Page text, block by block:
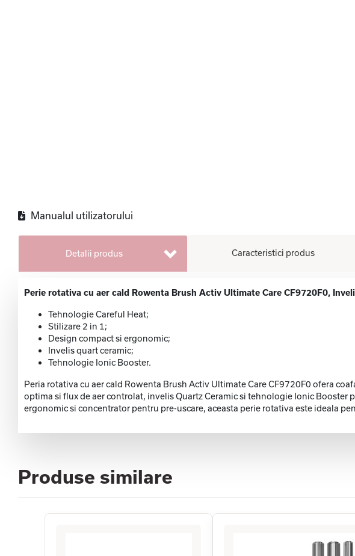
Manualul utilizatorului
Detalii produs Caracteristici produs
Perie rotativa cu aer cald Rowenta Brush Activ Ultimate Care CF9720F0,
Tehnologie Careful Heat;
Stilizare 2 in 1;
Design compact si ergonomic;
Invelis quart ceramic;
Tehnologie Ionic Booster.
Peria rotativa cu aer cald Rowenta Brush Activ Ultimate Care CF9720F0 ofera
optima si flux de aer controlat, invelis Quartz Ceramic si tehnologie Ionic
ergonomic si concentrator pentru pre-uscare, aceasta perie rotativa este ideala
Produse similare